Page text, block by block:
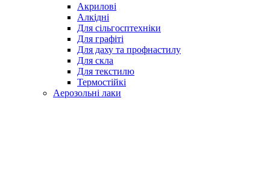
Акрилові
Алкідні
Для cільгосптехніки
Для графіті
Для даху та профнастилу
Для скла
Для текстилю
Термостійкі
Аерозольні лаки